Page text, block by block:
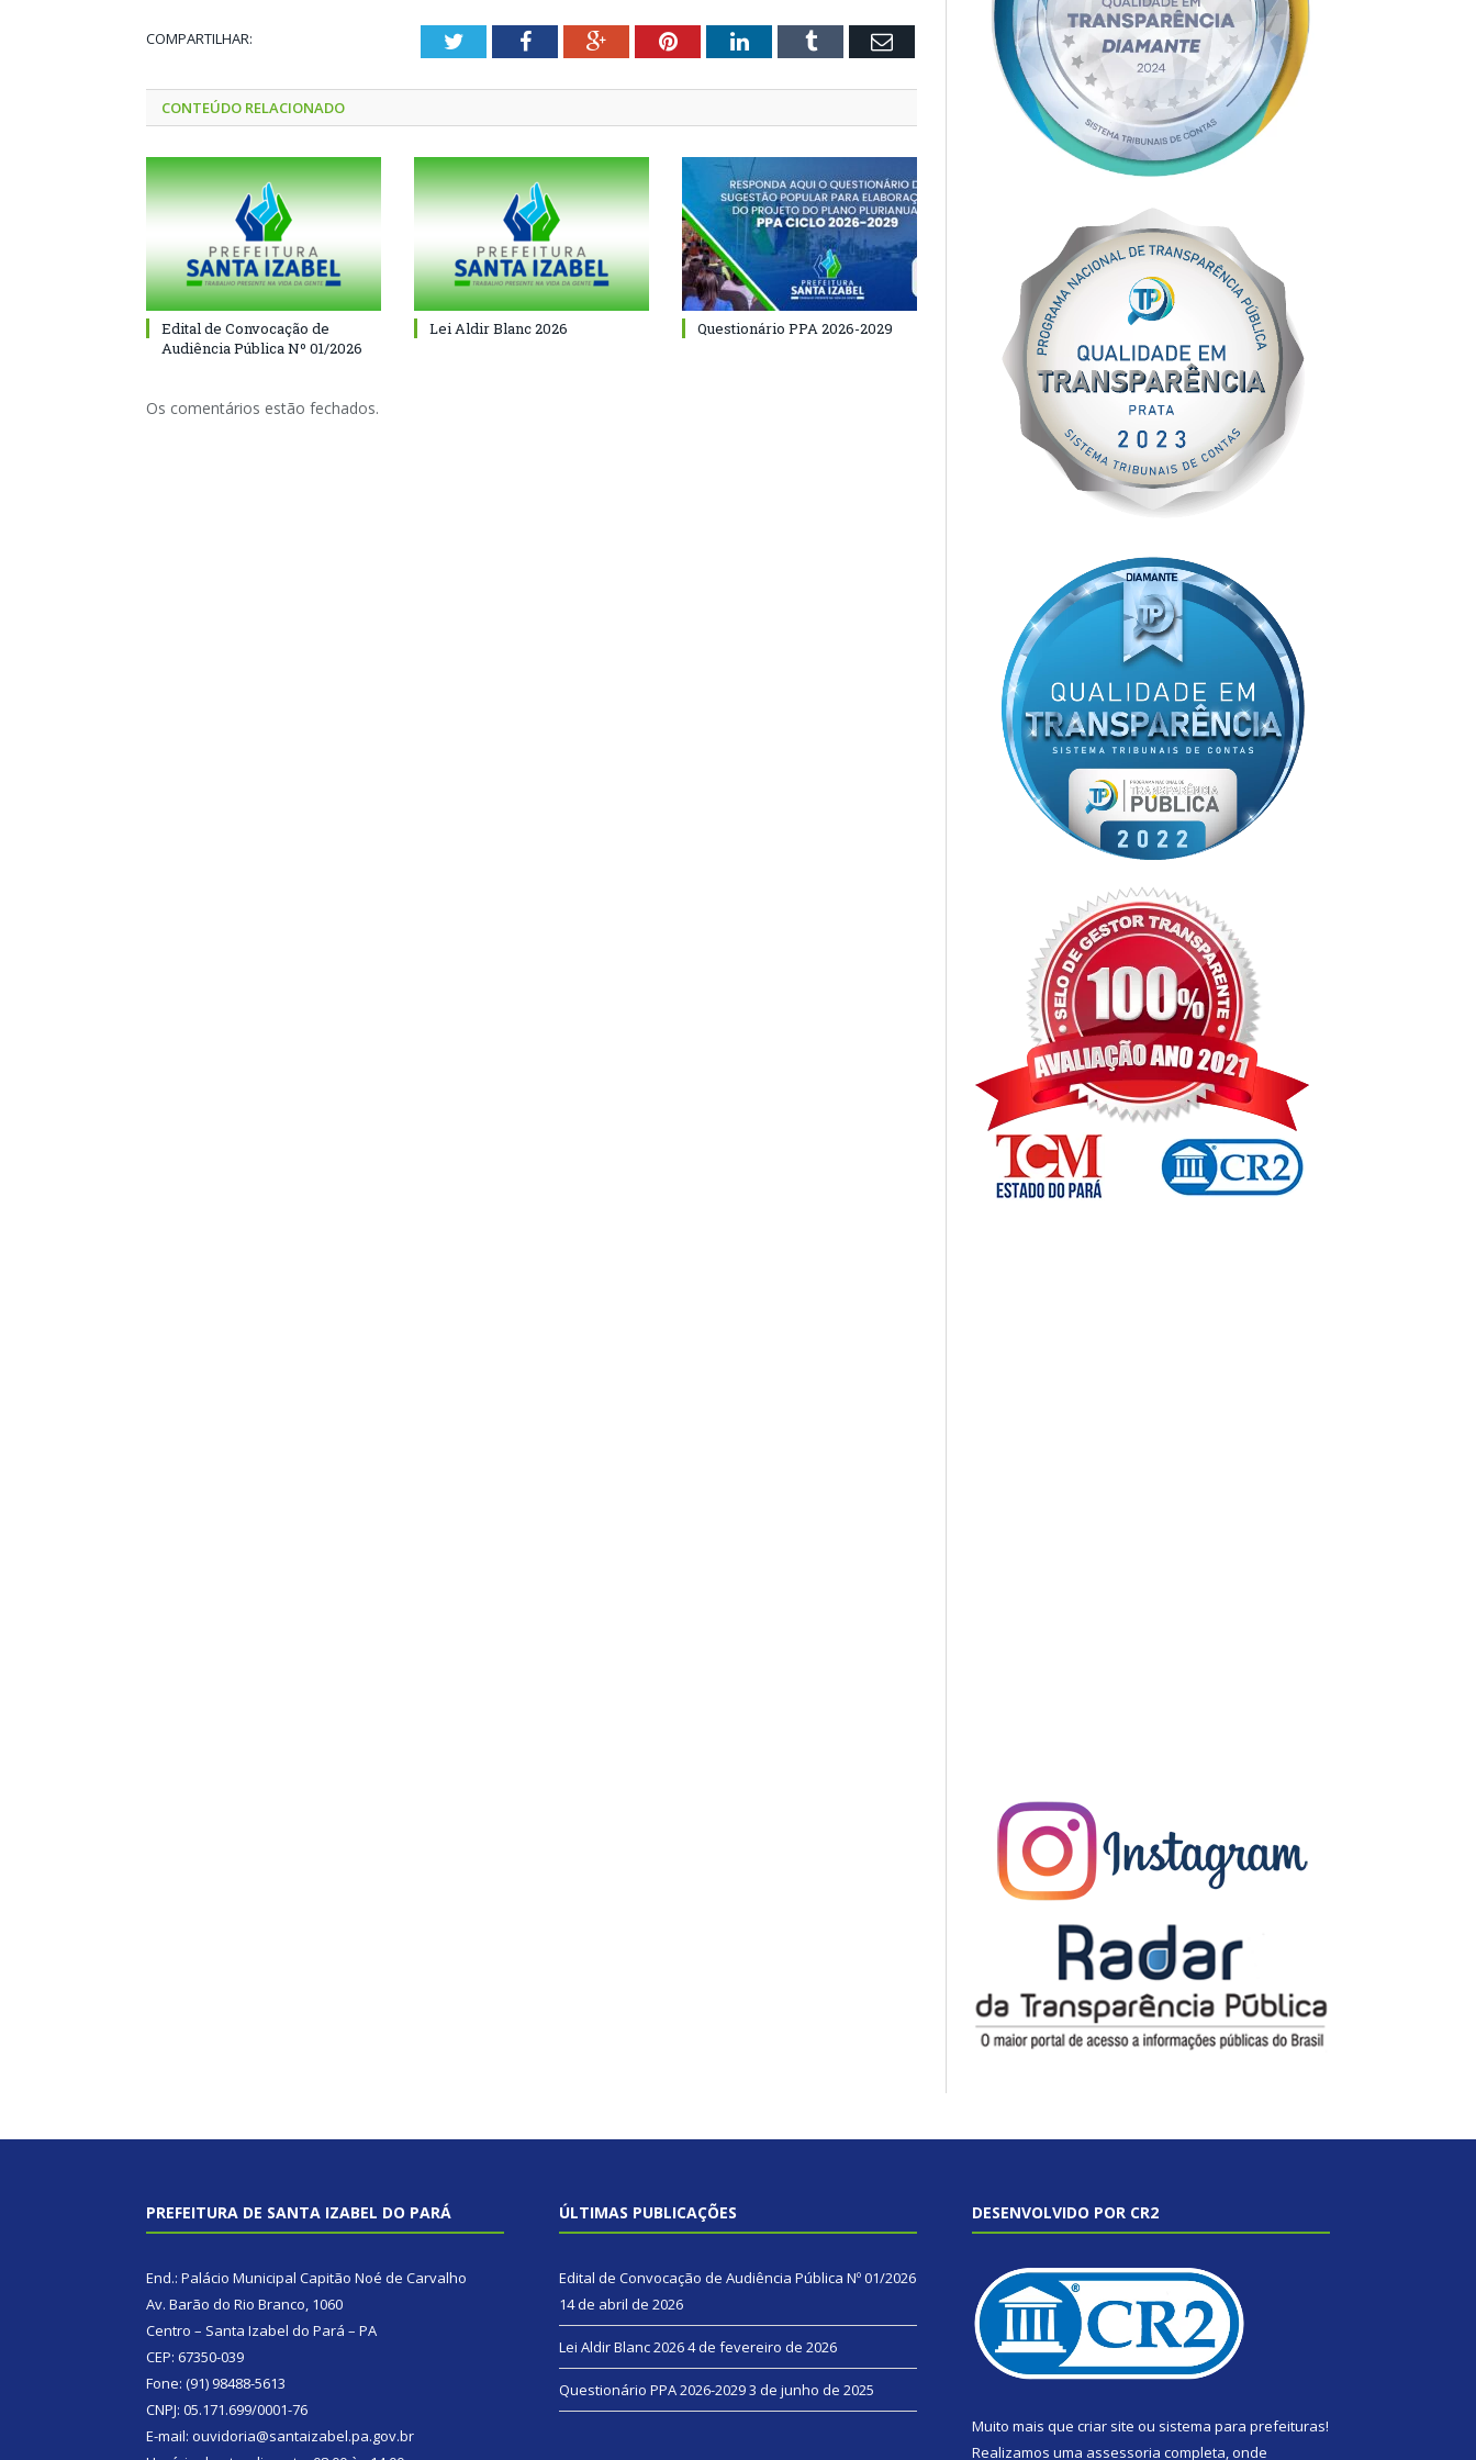
COMPARTILHAR: TwitterFacebookGoogle+PinterestLinkedInTumblr Email
CONTEÚDO RELACIONADO
Edital de Convocação de
Audiência Pública Nº 01/2026
Lei Aldir Blanc 2026 Questionário PPA 2026-2029
Os comentários estão fechados.
PREFEITURA DE SANTA IZABEL DO PARÁ
End.: Palácio Municipal Capitão Noé de Carvalho
Av. Barão do Rio Branco, 1060
Centro – Santa Izabel do Pará – PA
CEP: 67350-039
Fone: (91) 98488-5613
CNPJ: 05.171.699/0001-76
E-mail: ouvidoria@santaizabel.pa.gov.br
ÚLTIMAS PUBLICAÇÕES
Edital de Convocação de Audiência Pública Nº 01/2026
14 de abril de 2026
Lei Aldir Blanc 20264 de fevereiro de 2026
Questionário PPA 2026-20293 de junho de 2025
DESENVOLVIDO POR CR2
Muito mais que criar site ou sistema para prefeituras!
Realizamos uma assessoria completa, onde